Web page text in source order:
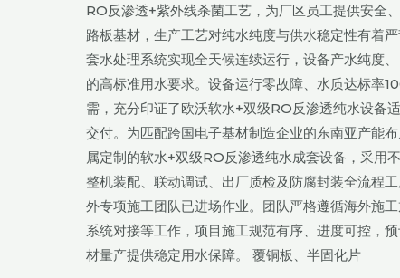
RO反渗透+紫外线杀菌工艺，为厂区员工提供安全
路板基材，生产工艺对纯水纯度与供水稳定性有着
套水处理系统实现全天候连续运行，设备产水纯度
的高标准用水要求。设备运行零故障、水质达标率
需，充分印证了欧沃软水+双级RO反渗透纯水设备
交付。为匹配跨国电子基材制造企业的东南亚产能
属定制的软水+双级RO反渗透纯水成套设备，采用
整机装配、联动调试、出厂质检及防腐封装全流程
外专项施工团队已进场作业。团队严格遵循海外施
系统对接等工作，项目施工规范有序、进度可控，
材量产提供稳定用水保障。 覆铜板、半固化片
软
水
+双
级
反
渗
透
纯
水
项